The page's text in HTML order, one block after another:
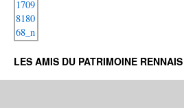
LES AMIS DU PATRIMOINE RENNAIS